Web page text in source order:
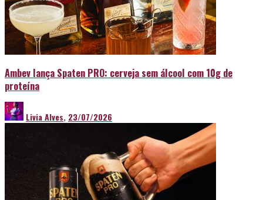
Ambev lança Spaten PRO: cerveja sem álcool com 10g de
proteína
Livia Alves, 23/07/2026